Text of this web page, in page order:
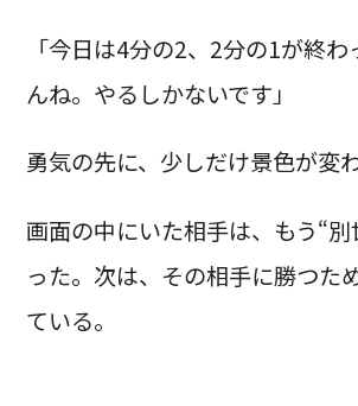
「今日は4分の2、2分の1が終
んね。やるしかないです」
勇気の先に、少しだけ景色が変
画面の中にいた相手は、もう“
った。次は、その相手に勝つた
ている。